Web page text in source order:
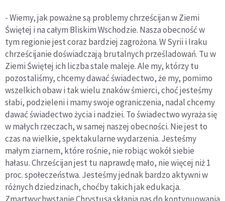
- Wiemy, jak poważne są problemy chrześcijan w Ziemi
Świętej i na całym Bliskim Wschodzie. Nasza obecność w
tym regionie jest coraz bardziej zagrożona. W Syrii i Iraku
chrześcijanie doświadczają brutalnych prześladowań. Tu w
Ziemi Świętej ich liczba stale maleje. Ale my, którzy tu
pozostaliśmy, chcemy dawać świadectwo, że my, pomimo
wszelkich obaw i tak wielu znaków śmierci, choć jesteśmy
słabi, podzieleni i mamy swoje ograniczenia, nadal chcemy
dawać świadectwo życia i nadziei. To świadectwo wyraża się
w małych rzeczach, w samej naszej obecności. Nie jest to
czas na wielkie, spektakularne wydarzenia. Jesteśmy
małym ziarnem, które rośnie, nie robiąc wokół siebie
hałasu. Chrześcijan jest tu naprawdę mało, nie więcej niż 1
proc. społeczeństwa. Jesteśmy jednak bardzo aktywni w
różnych dziedzinach, choćby takich jak edukacja.